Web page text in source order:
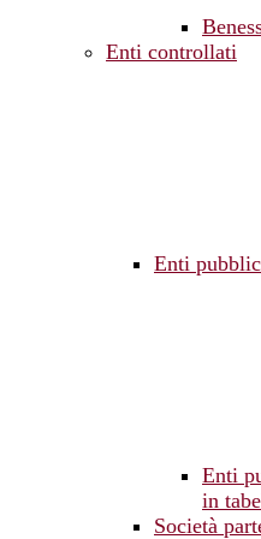
Enti controllati
Enti
Enti
in
Società